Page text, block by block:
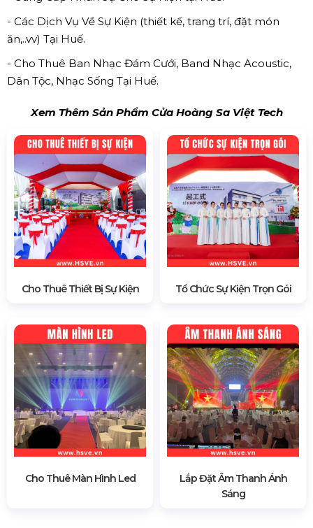
- Các Dịch Vụ Về Sự Kiện (thiết kế, trang trí, đặt món
ăn,..vv) Tại Huế.
- Cho Thuê Ban Nhạc Đám Cưới, Band Nhạc Acoustic,
Dân Tộc, Nhạc Sống Tại Huế.
Xem Thêm Sản Phẩm Cửa Hoàng Sa Việt Tech
Cho Thuê Thiết Bị Sự Kiện Tổ Chức Sự Kiện Trọn Gói
Cho Thuê Màn Hình Led
Lắp Đặt Âm Thanh Ánh
Sáng